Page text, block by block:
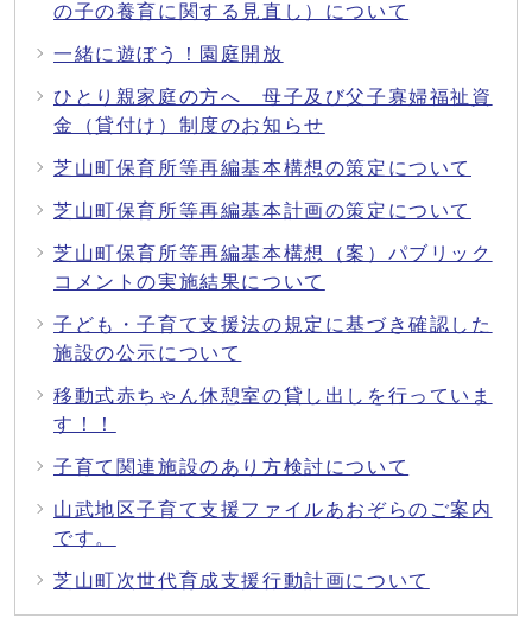
の子の養育に関する見直し）について
一緒に遊ぼう！園庭開放
ひとり親家庭の方へ 母子及び父子寡婦福祉資
金（貸付け）制度のお知らせ
芝山町保育所等再編基本構想の策定について
芝山町保育所等再編基本計画の策定について
芝山町保育所等再編基本構想（案）パブリック
コメントの実施結果について
子ども・子育て支援法の規定に基づき確認した
施設の公示について
移動式赤ちゃん休憩室の貸し出しを行っていま
す！！
子育て関連施設のあり方検討について
山武地区子育て支援ファイルあおぞらのご案内
です。
芝山町次世代育成支援行動計画について